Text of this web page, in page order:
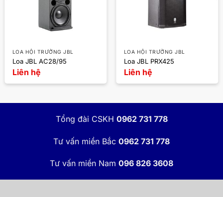
LOA HỘI TRƯỜNG JBL
Loa JBL AC28/95
Liên hệ
LOA HỘI TRƯỜNG JBL
Loa JBL PRX425
Liên hệ
Tổng đài CSKH 0962 731 778
Tư vấn miền Bắc 0962 731 778
Tư vấn miền Nam 096 826 3608